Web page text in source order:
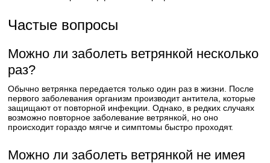
Частые вопросы
Можно ли заболеть ветрянкой несколько
раз?
Обычно ветрянка передается только один раз в жизни. После
первого заболевания организм производит антитела, которые
защищают от повторной инфекции. Однако, в редких случаях
возможно повторное заболевание ветрянкой, но оно
происходит гораздо мягче и симптомы быстро проходят.
Можно ли заболеть ветрянкой не имея